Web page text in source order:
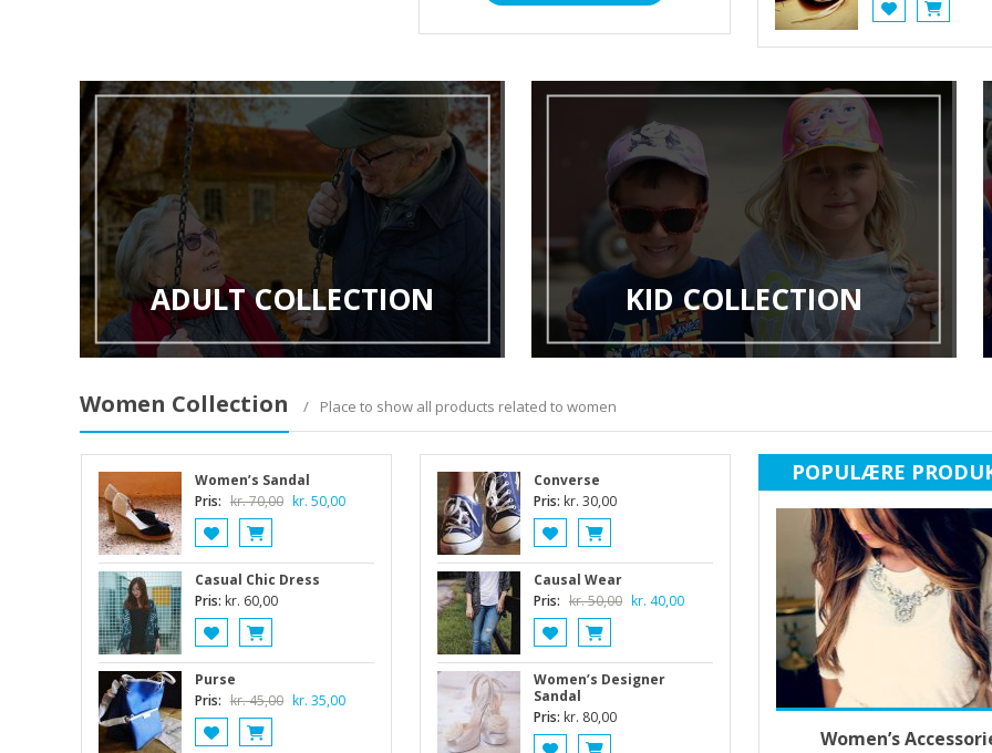
var:
ADULT COLLECTION KID COLLECTION
Women Collection Place to show all products related to women
POPULÆRE
Tilføj til kurv
Women’s
Converse
Pris: kr. 30,00
Causal Wear
Pris: kr.50,00 Den
var:
kr. 50,00.
kr. 40,00Den
er:
Women’s Designer
Sandal
Pris: kr. 80,00
Women’s Sandal
Pris: kr.70,00 Den
var:
kr. 50,00Den
er:
Casual Chic Dress
Pris: kr. 60,00
Purse
Pris: kr.45,00 Den
kr. 35,00Den